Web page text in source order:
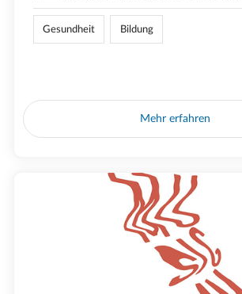
Gesundheit Bildung
Mehr erfahren